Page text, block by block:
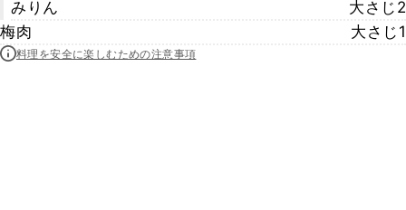
みりん
大さじ2
梅肉
大さじ1
料理を安全に楽しむための注意事項